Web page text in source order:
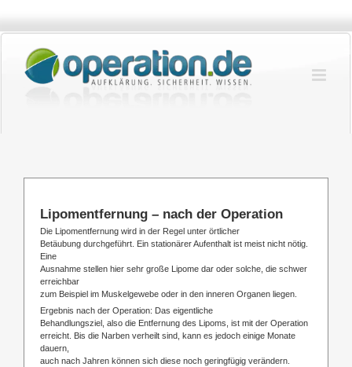
springen
Lipomentfernung – nach der Operation
Die Lipomentfernung wird in der Regel unter örtlicher
Betäubung durchgeführt. Ein stationärer Aufenthalt ist meist nicht nötig.
Eine
Ausnahme stellen hier sehr große Lipome dar oder solche, die schwer
erreichbar
zum Beispiel im Muskelgewebe oder in den inneren Organen liegen.
Ergebnis nach der Operation: Das eigentliche
Behandlungsziel, also die Entfernung des Lipoms, ist mit der Operation
erreicht. Bis die Narben verheilt sind, kann es jedoch einige Monate
dauern,
auch nach Jahren können sich diese noch geringfügig verändern.